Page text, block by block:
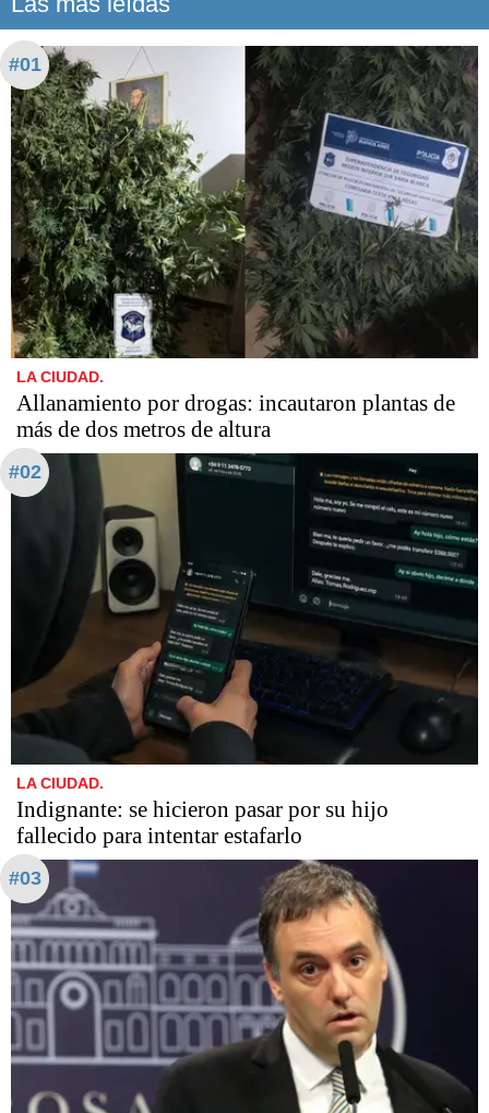
#01
LA CIUDAD.
Allanamiento por drogas: incautaron plantas de
más de dos metros de altura
#02
LA CIUDAD.
Indignante: se hicieron pasar por su hijo
fallecido para intentar estafarlo
#03